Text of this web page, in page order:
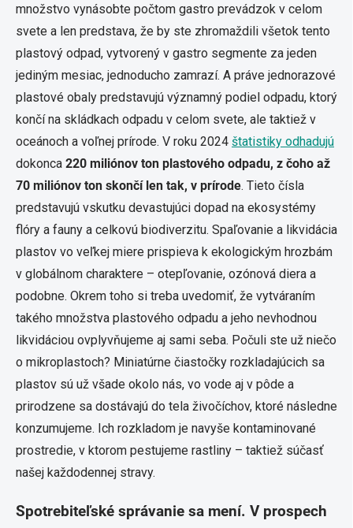
množstvo vynásobte počtom gastro prevádzok v celom
svete a len predstava, že by ste zhromaždili všetok tento
plastový odpad, vytvorený v gastro segmente za jeden
jediným mesiac, jednoducho zamrazí. A práve jednorazové
plastové obaly predstavujú významný podiel odpadu, ktorý
končí na skládkach odpadu v celom svete, ale taktiež v
oceánoch a voľnej prírode. V roku 2024 štatistiky odhadujú
dokonca 220 miliónov ton plastového odpadu, z čoho až
70 miliónov ton skončí len tak, v prírode. Tieto čísla
predstavujú vskutku devastujúci dopad na ekosystémy
flóry a fauny a celkovú biodiverzitu. Spaľovanie a likvidácia
plastov vo veľkej miere prispieva k ekologickým hrozbám
v globálnom charaktere – otepľovanie, ozónová diera a
podobne. Okrem toho si treba uvedomiť, že vytváraním
takého množstva plastového odpadu a jeho nevhodnou
likvidáciou ovplyvňujeme aj sami seba. Počuli ste už niečo
o mikroplastoch? Miniatúrne čiastočky rozkladajúcich sa
plastov sú už všade okolo nás, vo vode aj v pôde a
prirodzene sa dostávajú do tela živočíchov, ktoré následne
konzumujeme. Ich rozkladom je navyše kontaminované
prostredie, v ktorom pestujeme rastliny – taktiež súčasť
našej každodennej stravy.
Spotrebiteľské správanie sa mení. V prospech